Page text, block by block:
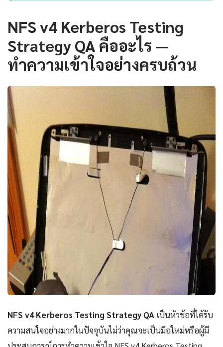
NFS v4 Kerberos Testing
Strategy QA คืออะไร —
ทำความเข้าใจอย่างครบถ้วน
NFS v4 Kerberos Testing Strategy QA เป็นหัวข้อที่ได้รับ
ความสนใจอย่างมากในปัจจุบันไม่ว่าคุณจะเป็นมือใหม่หรือผู้มี